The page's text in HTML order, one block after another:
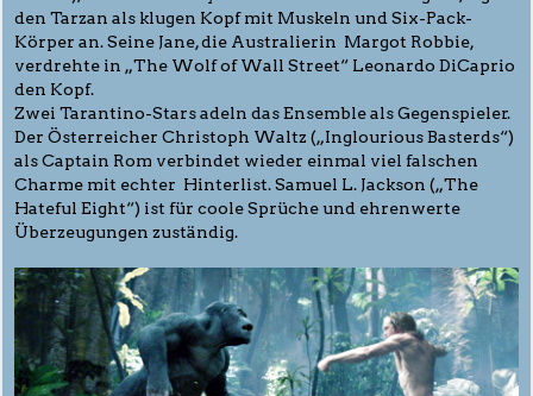
den Tarzan als klugen Kopf mit Muskeln und Six-Pack-
Körper an. Seine Jane, die Australierin Margot Robbie,
verdrehte in „The Wolf of Wall Street“ Leonardo DiCaprio
den Kopf.
Zwei Tarantino-Stars adeln das Ensemble als Gegenspieler.
Der Österreicher Christoph Waltz („Inglourious Basterds“)
als Captain Rom verbindet wieder einmal viel falschen
Charme mit echter Hinterlist. Samuel L. Jackson („The
Hateful Eight“) ist für coole Sprüche und ehrenwerte
Überzeugungen zuständig.